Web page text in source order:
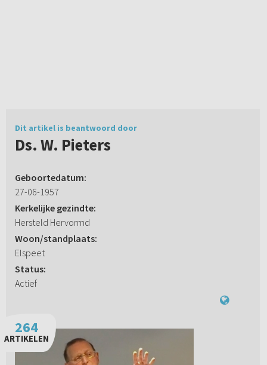
Dit artikel is beantwoord door
Ds. W. Pieters
Geboortedatum:
27-06-1957
Kerkelijke gezindte:
Hersteld Hervormd
Woon/standplaats:
Elspeet
Status:
Actief
264
ARTIKELEN